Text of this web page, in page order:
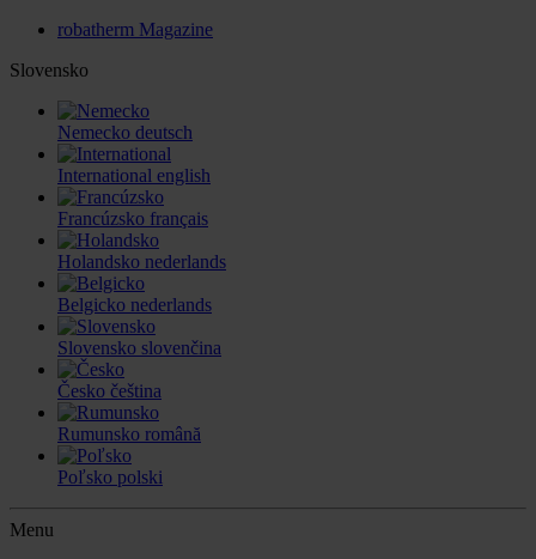
robatherm Magazine
Slovensko
Nemecko deutsch
International english
Francúzsko français
Holandsko nederlands
Belgicko nederlands
Slovensko slovenčina
Česko čeština
Rumunsko română
Poľsko polski
Menu